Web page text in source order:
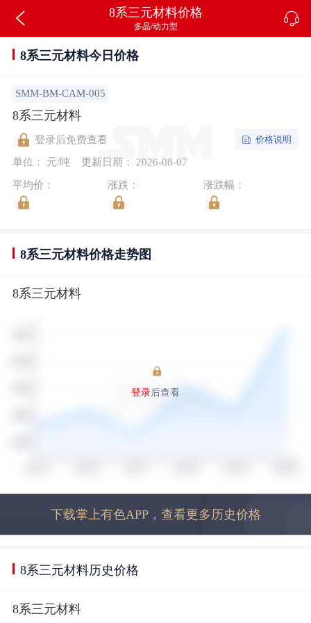
8系三元材料价格
多晶/动力型
8系三元材料今日价格
SMM-BM-CAM-005
8系三元材料
登录后免费查看
单位： 元/吨
更新日期： 2026-08-07
价格说明
平均价： 涨跌： 涨跌幅：
8系三元材料价格走势图
8系三元材料
登录后查看
下载掌上有色APP，查看更多历史价格
8系三元材料历史价格
8系三元材料